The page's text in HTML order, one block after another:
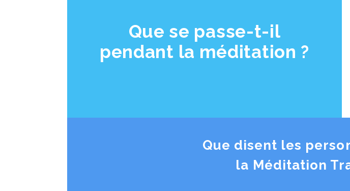
Que se passe-t-il
pendant la méditation ?
Que disent les
la Méditation